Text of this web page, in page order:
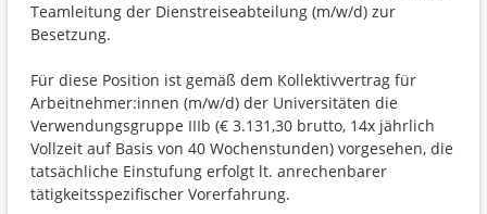
Teamleitung der Dienstreiseabteilung (m/w/d) zur
Besetzung.
Für diese Position ist gemäß dem Kollektivvertrag für
Arbeitnehmer:innen (m/w/d) der Universitäten die
Verwendungsgruppe IIIb (€ 3.131,30 brutto, 14x jährlich
Vollzeit auf Basis von 40 Wochenstunden) vorgesehen, die
tatsächliche Einstufung erfolgt lt. anrechenbarer
tätigkeitsspezifischer Vorerfahrung.